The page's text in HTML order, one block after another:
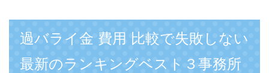
過バライ金 費用 比較で失敗しない
最新のランキングベスト３事務所